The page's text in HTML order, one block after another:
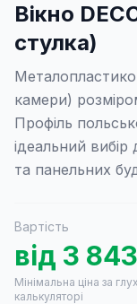
Вікно
стулка)
камери)
Профіль
ідеальний вибір
та панельних
Вартість
від 3 843
Мінімальна ціна за
калькуляторі